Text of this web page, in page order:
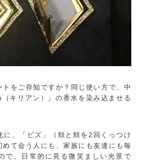
トをご存知ですか？同じ使い方で、中
キリアン）』の香水を染み込ませる
に、「ビズ」（頬と頬を2回くっつけ
めて会う人にも、家族にも友達にも毎
で、日常的に見る微笑ましい光景で